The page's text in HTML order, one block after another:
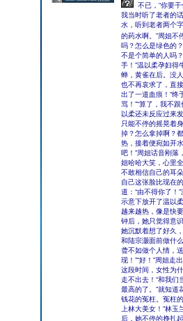
不已，“你要
我当时听了老者的
水，听到老者两个
的药水啊。”周姐不
吗？怎么是绿色的
不是个简单的人吗
手！”温以柔孕妇得
蝉，黄雀在后。没
也不再哀求了，直
出了一道血痕！“终
骂！”“算了，我不
以柔还未反应过来
只能不停的摇晃着
掉？怎么拿掉啊？
热，接着便宛如开
吧！”周姐话音刚落
姐哈哈大笑，心里
不敢相信自己的耳
自己这张脸比现在
道：“由不得你了！
示意下放开了温以
越来越热，像是快
钟后，她只觉得意
她沉默着想了好久
和陆宗灏面前做什
聋不如做个人情，
现！”“好！”周姐走
这段时间，女性为
走不出去！“和我们
最高的了。”就知道
钱花的冤枉。冤枉
上林大美女！”林
后，她不停的挣扎